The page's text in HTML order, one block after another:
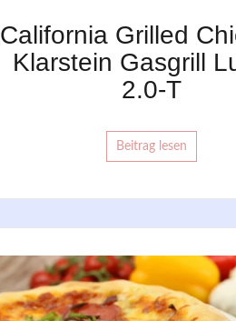
California Grilled
Klarstein Gasgrill
2.0-T
Beitrag lesen